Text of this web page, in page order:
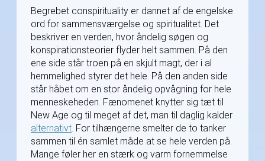
Begrebet conspirituality er dannet af de engelske
ord for sammensværgelse og spiritualitet. Det
beskriver en verden, hvor åndelig søgen og
konspirationsteorier flyder helt sammen. På den
ene side står troen på en skjult magt, der i al
hemmelighed styrer det hele. På den anden side
står håbet om en stor åndelig opvågning for hele
menneskeheden. Fænomenet knytter sig tæt til
New Age og til meget af det, man til daglig kalder
alternativt. For tilhængerne smelter de to tanker
sammen til én samlet måde at se hele verden på.
Mange føler her en stærk og varm fornemmelse